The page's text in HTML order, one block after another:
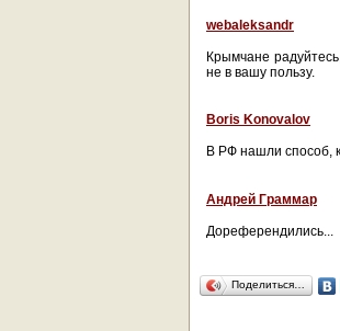
webaleksandr
Крымчане
не в вашу пользу.
Boris Konovalov
В РФ нашли способ,
Андрей Граммар
Дореферендились...
Поделиться…